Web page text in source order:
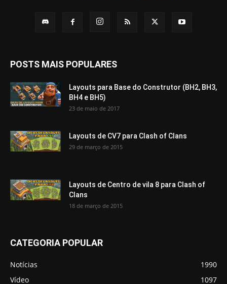
POSTS MAIS POPULARES
Layouts para Base do Construtor (BH2, BH3,
BH4 e BH5)
23 de maio de 2017
Layouts de CV7 para Clash of Clans
29 de março de 2015
Layouts de Centro de vila 8 para Clash of
Clans
18 de março de 2015
CATEGORIA POPULAR
Notícias
1990
Vídeo
1097